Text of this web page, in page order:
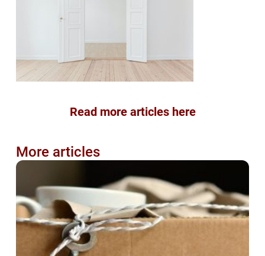
Read more articles here
More articles